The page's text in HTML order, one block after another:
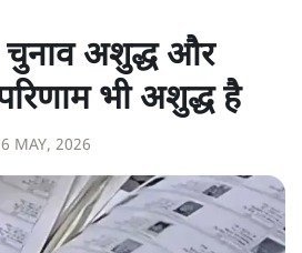
चुनाव अशुद्ध और
भी अशुद्ध है
6 MAY, 2026